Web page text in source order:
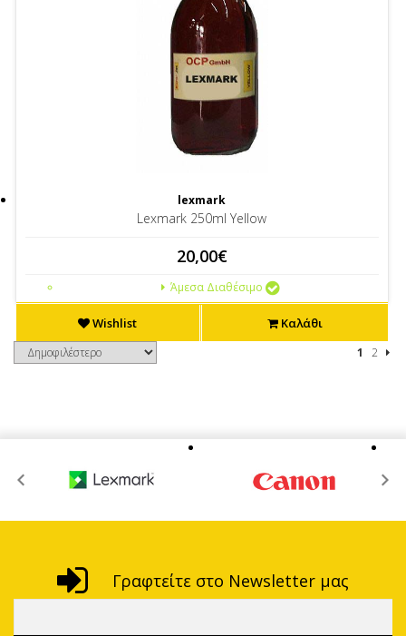
lexmark
Lexmark 250ml Yellow
20,00€
Άμεσα Διαθέσιμο
Wishlist Καλάθι
1 2
Γραφτείτε στο Newsletter μας